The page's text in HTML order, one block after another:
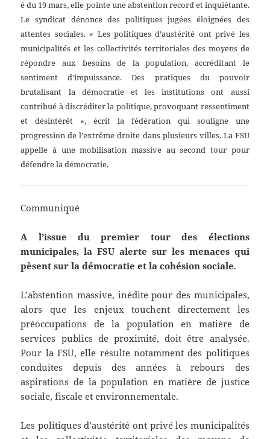
é du 19 mars, elle pointe une abstention record et inquiétante.
Le syndicat dénonce des politiques jugées éloignées des
attentes sociales. « Les politiques d’austérité ont privé les
municipalités et les collectivités territoriales des moyens de
répondre aux besoins de la population, accréditant le
sentiment d’impuissance. Des pratiques du pouvoir
brutalisant la démocratie et les institutions ont aussi
contribué à discréditer la politique, provoquant ressentiment
et désintérêt », écrit la fédération qui souligne une
progression de l’extrême droite dans plusieurs villes. La FSU
appelle à une mobilisation massive au second tour pour
défendre la démocratie.
Communiqué
A l’issue du premier tour des élections
municipales, la FSU alerte sur les menaces qui
pèsent sur la démocratie et la cohésion sociale.
L’abstention massive, inédite pour des municipales,
alors que les enjeux touchent directement les
préoccupations de la population en matière de
services publics de proximité, doit être analysée.
Pour la FSU, elle résulte notamment des politiques
conduites depuis des années à rebours des
aspirations de la population en matière de justice
sociale, fiscale et environnementale.
Les politiques d’austérité ont privé les municipalités